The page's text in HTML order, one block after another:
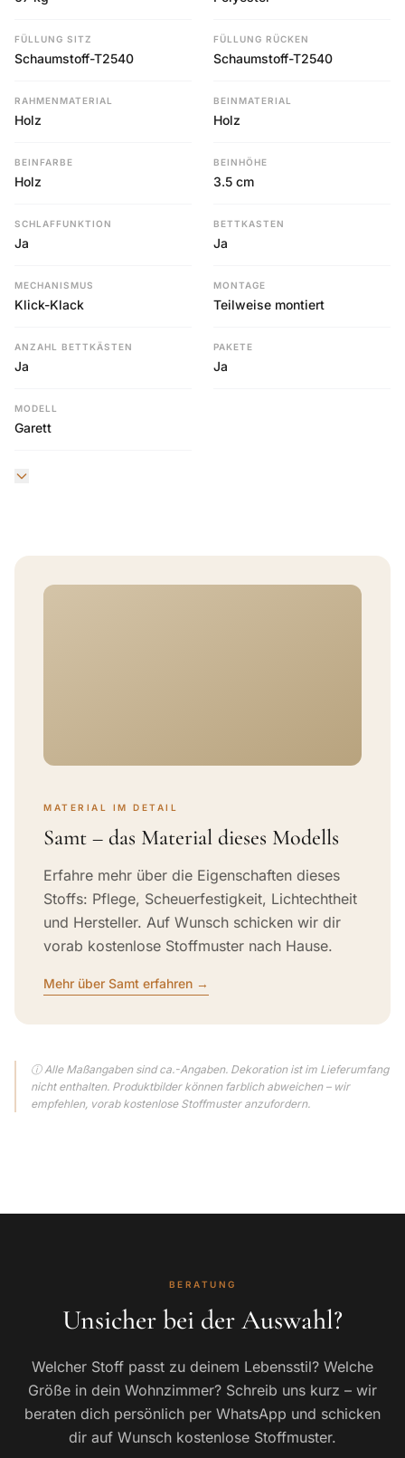
FÜLLUNG SITZ
Schaumstoff-T2540
FÜLLUNG RÜCKEN
Schaumstoff-T2540
RAHMENMATERIAL
Holz
BEINMATERIAL
Holz
BEINFARBE
Holz
BEINHÖHE
3.5 cm
SCHLAFFUNKTION
Ja
BETTKASTEN
Ja
MECHANISMUS
Klick-Klack
MONTAGE
Teilweise montiert
ANZAHL BETTKÄSTEN
Ja
PAKETE
Ja
MODELL
Garett
MATERIAL IM DETAIL
Samt – das Material dieses Modells
Erfahre mehr über die Eigenschaften dieses
Stoffs: Pflege, Scheuerfestigkeit, Lichtechtheit
und Hersteller. Auf Wunsch schicken wir dir
vorab kostenlose Stoffmuster nach Hause.
Mehr über Samt erfahren →
ⓘ Alle Maßangaben sind ca.-Angaben. Dekoration ist im Lieferumfang
nicht enthalten. Produktbilder können farblich abweichen – wir
empfehlen, vorab kostenlose Stoffmuster anzufordern.
BERATUNG
Unsicher bei der Auswahl?
Welcher Stoff passt zu deinem Lebensstil? Welche
Größe in dein Wohnzimmer? Schreib uns kurz – wir
beraten dich persönlich per WhatsApp und schicken
dir auf Wunsch kostenlose Stoffmuster.